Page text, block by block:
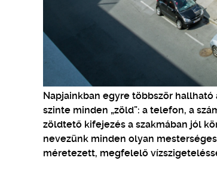
Napjainkban egyre többször
szinte minden „zöld”: a telefon, a
zöldtető kifejezés a szakmában jól
nevezünk minden olyan
méretezett, megfelelő